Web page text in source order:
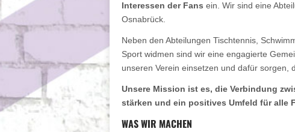
Interessen der Fans ein. Wir sind eine
Osnabrück.
Neben den Abteilungen Tischtennis,
Sport widmen sind wir eine engagierte
unseren Verein einsetzen und dafür sorgen,
Unsere Mission ist es, die Verbindung
stärken und ein positives Umfeld für alle
WAS WIR MACHEN